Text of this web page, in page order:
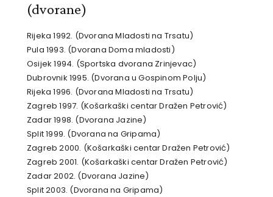
(dvorane)
Rijeka 1992. (Dvorana Mladosti na Trsatu)
Pula 1993. (Dvorana Doma mladosti)
Osijek 1994. (Sportska dvorana Zrinjevac)
Dubrovnik 1995. (Dvorana u Gospinom Polju)
Rijeka 1996. (Dvorana Mladosti na Trsatu)
Zagreb 1997. (Košarkaški centar Dražen Petrović)
Zadar 1998. (Dvorana Jazine)
Split 1999. (Dvorana na Gripama)
Zagreb 2000. (Košarkaški centar Dražen Petrović)
Zagreb 2001. (Košarkaški centar Dražen Petrović)
Zadar 2002. (Dvorana Jazine)
Split 2003. (Dvorana na Gripama)